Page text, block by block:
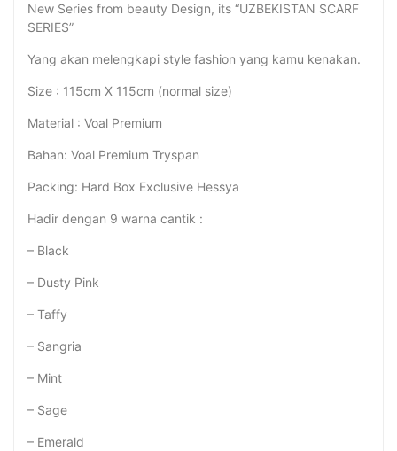
New Series from beauty Design, its “UZBEKISTAN SCARF
SERIES”
Yang akan melengkapi style fashion yang kamu kenakan.
Size : 115cm X 115cm (normal size)
Material : Voal Premium
Bahan: Voal Premium Tryspan
Packing: Hard Box Exclusive Hessya
Hadir dengan 9 warna cantik :
– Black
– Dusty Pink
– Taffy
– Sangria
– Mint
– Sage
– Emerald